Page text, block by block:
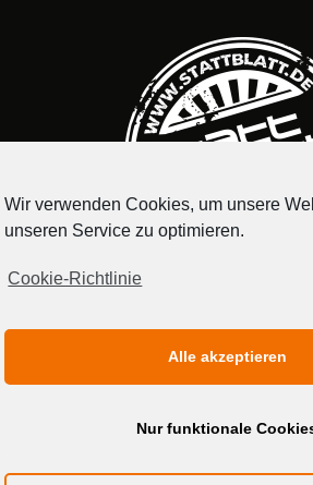
MEDIADATEN
Wir verwenden Cookies, um unsere
unseren Service zu optimieren.
Cookie-Richtlinie
Alle akzeptieren
Nur funktionale